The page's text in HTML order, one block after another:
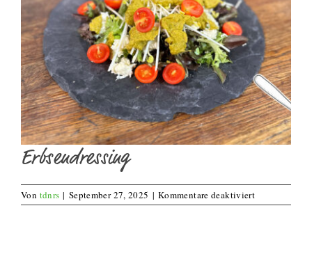
Erbsendressing
Von tdnrs | September 27, 2025 | Kommentare deaktiviertfür